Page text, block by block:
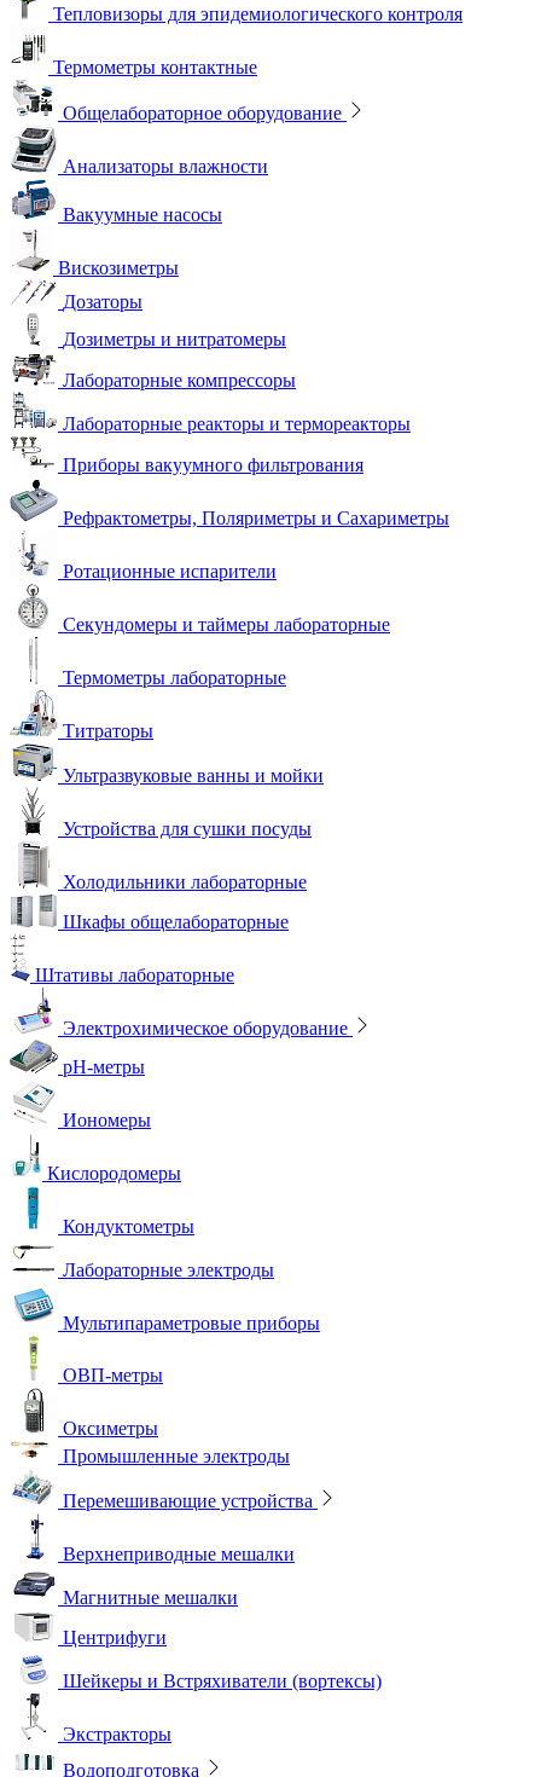
Тепловизоры для эпидемиологического контроля
Термометры контактные
Общелабораторное оборудование
Анализаторы влажности
Вакуумные насосы
Вискозиметры
Дозаторы
Дозиметры и нитратомеры
Лабораторные компрессоры
Лабораторные реакторы и термореакторы
Приборы вакуумного фильтрования
Рефрактометры, Поляриметры и Сахариметры
Ротационные испарители
Секундомеры и таймеры лабораторные
Термометры лабораторные
Титраторы
Ультразвуковые ванны и мойки
Устройства для сушки посуды
Холодильники лабораторные
Шкафы общелабораторные
Штативы лабораторные
Электрохимическое оборудование
pH-метры
Иономеры
Кислородомеры
Кондуктометры
Лабораторные электроды
Мультипараметровые приборы
ОВП-метры
Оксиметры
Промышленные электроды
Перемешивающие устройства
Верхнеприводные мешалки
Магнитные мешалки
Центрифуги
Шейкеры и Встряхиватели (вортексы)
Экстракторы
Водоподготовка